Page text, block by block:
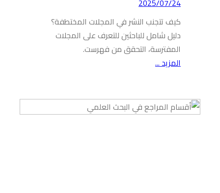
كيف تتجنب النشر في المجلات المختطفة؟
دليل شامل للباحثين للتعرف على المجلات
المفترسة، التحقق من فهرست.
المزيد ...